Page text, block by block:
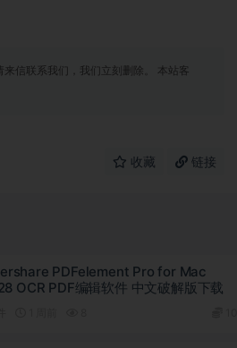
信联系我们，我们立刻删除。 本站客
收藏 链接
PDFelement Pro for Mac
OCR PDF编辑软件 中文破解版下载